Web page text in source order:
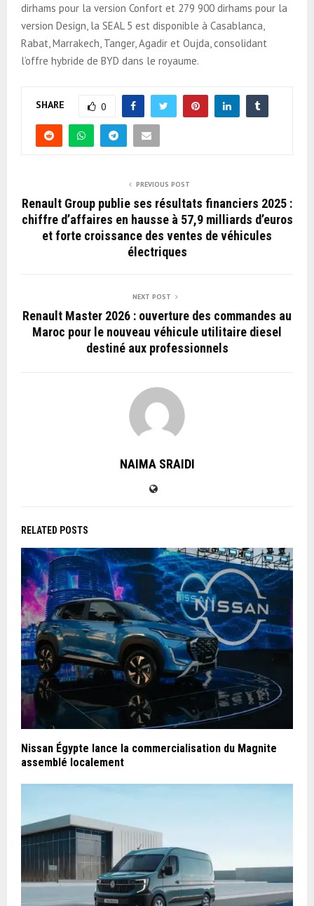
dirhams pour la version Confort et 279 900 dirhams pour la
version Design, la SEAL 5 est disponible à Casablanca,
Rabat, Marrakech, Tanger, Agadir et Oujda, consolidant
l’offre hybride de BYD dans le royaume.
SHARE 0
PREVIOUS POST
Renault Group publie ses résultats financiers 2025 :
chiffre d’affaires en hausse à 57,9 milliards d’euros
et forte croissance des ventes de véhicules
électriques
NEXT POST
Renault Master 2026 : ouverture des commandes au
Maroc pour le nouveau véhicule utilitaire diesel
destiné aux professionnels
NAIMA SRAIDI
RELATED POSTS
Nissan Égypte lance la commercialisation du Magnite
assemblé localement